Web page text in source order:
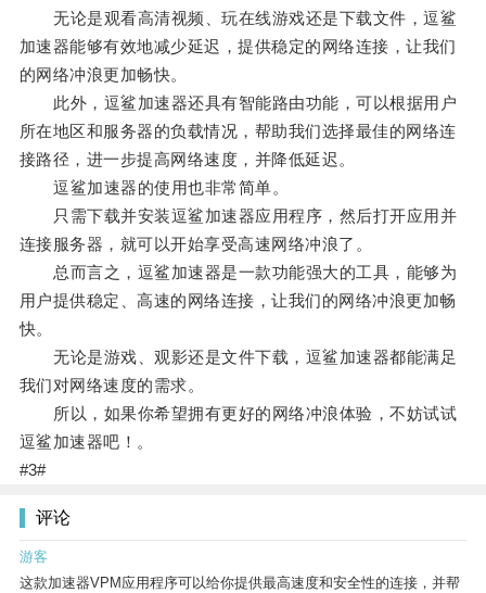
无论是观看高清视频、玩在线游戏还是下载文件，逗鲨
加速器能够有效地减少延迟，提供稳定的网络连接，让我们
的网络冲浪更加畅快。
此外，逗鲨加速器还具有智能路由功能，可以根据用户
所在地区和服务器的负载情况，帮助我们选择最佳的网络连
接路径，进一步提高网络速度，并降低延迟。
逗鲨加速器的使用也非常简单。
只需下载并安装逗鲨加速器应用程序，然后打开应用并
连接服务器，就可以开始享受高速网络冲浪了。
总而言之，逗鲨加速器是一款功能强大的工具，能够为
用户提供稳定、高速的网络连接，让我们的网络冲浪更加畅
快。
无论是游戏、观影还是文件下载，逗鲨加速器都能满足
我们对网络速度的需求。
所以，如果你希望拥有更好的网络冲浪体验，不妨试试
逗鲨加速器吧！。
#3#
评论
游客
这款加速器VPM应用程序可以给你提供最高速度和安全性的连接，并帮